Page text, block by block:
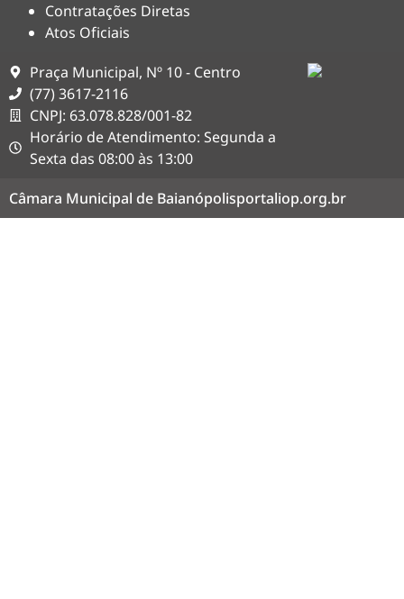
Contratações Diretas
Atos Oficiais
Praça Municipal, Nº 10 - Centro
(77) 3617-2116
CNPJ: 63.078.828/001-82
Horário de Atendimento: Segunda a
Sexta das 08:00 às 13:00
Câmara Municipal de Baianópolisportaliop.org.br